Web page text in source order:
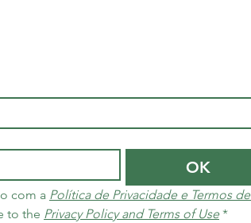
OK
com a Política de Privacidade e Termos de
to the Privacy Policy and Terms of Use *